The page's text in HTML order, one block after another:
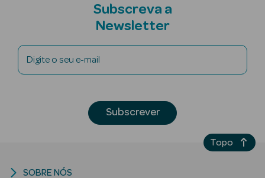
Rosto e
Subscreva a
Newsletter
Digite o seu e-mail
Subscrever
SOBRE NÓS
Topo